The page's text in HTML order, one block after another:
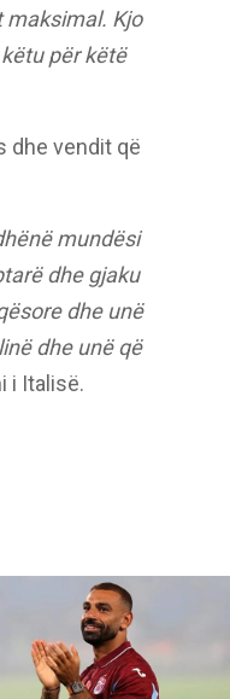
maksimal. Kjo
për këtë
dhe vendit që
mundësi
dhe gjaku
dhe unë
dhe unë që
i Italisë.